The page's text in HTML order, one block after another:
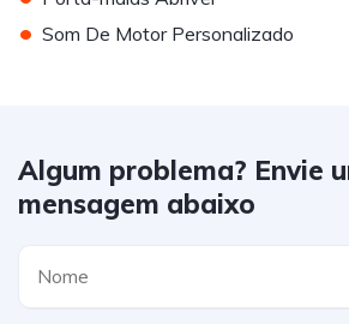
• Som De Motor Personalizado
Algum problema? Envie
mensagem abaixo